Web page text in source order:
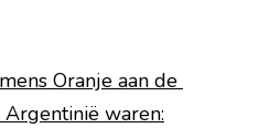
Oranje aan de
waren: